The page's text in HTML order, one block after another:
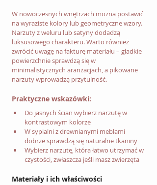
W nowoczesnych wnętrzach można postawić
na wyraziste kolory lub geometryczne wzory.
Narzuty z weluru lub satyny dodadzą
luksusowego charakteru. Warto również
zwrócić uwagę na fakturę materiału – gładkie
powierzchnie sprawdzą się w
minimalistycznych aranżacjach, a pikowane
narzuty wprowadzą przytulność.
Praktyczne wskazówki:
Do jasnych ścian wybierz narzutę w
kontrastowym kolorze
W sypialni z drewnianymi meblami
dobrze sprawdzą się naturalne tkaniny
Wybierz narzutę, która łatwo utrzymać w
czystości, zwłaszcza jeśli masz zwierzęta
Materiały i ich właściwości